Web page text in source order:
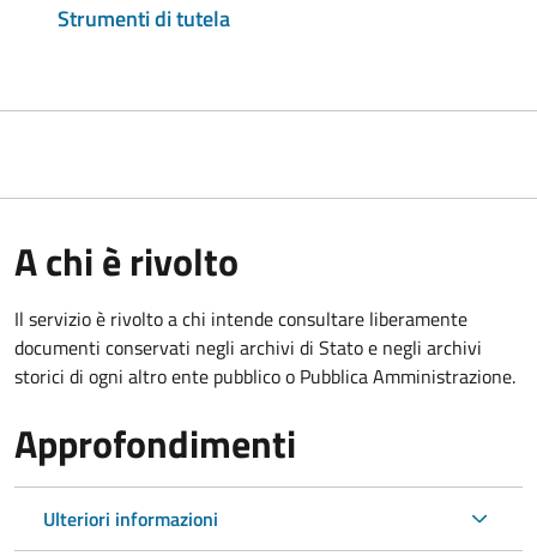
Strumenti di tutela
A chi è rivolto
Il servizio è rivolto a chi intende consultare liberamente
documenti conservati negli archivi di Stato e negli archivi
storici di ogni altro ente pubblico o Pubblica Amministrazione.
Approfondimenti
Ulteriori informazioni